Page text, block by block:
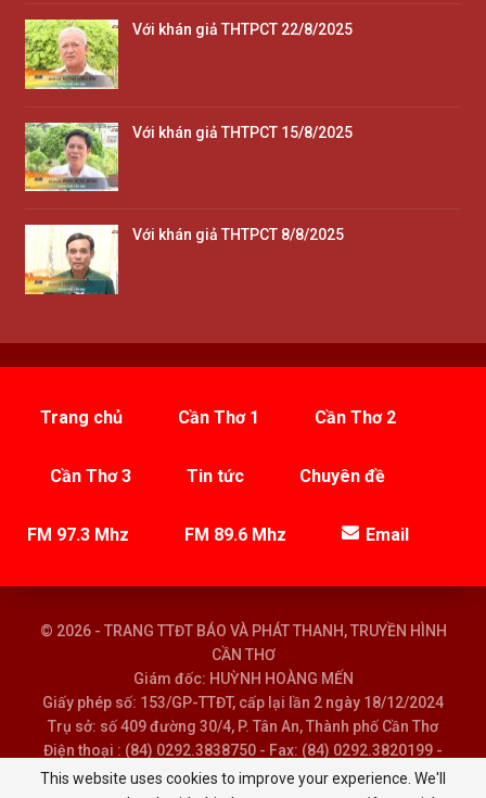
Với khán giả THTPCT 22/8/2025
Với khán giả THTPCT 15/8/2025
Với khán giả THTPCT 8/8/2025
Trang chủ Cần Thơ 1 Cần Thơ 2
Cần Thơ 3 Tin tức Chuyên đề
FM 97.3 Mhz FM 89.6 Mhz Email
© 2026 - TRANG TTĐT BÁO VÀ PHÁT THANH, TRUYỀN HÌNH
CẦN THƠ
Giám đốc: HUỲNH HOÀNG MẾN
Giấy phép số: 153/GP-TTĐT, cấp lại lần 2 ngày 18/12/2024
Trụ sở: số 409 đường 30/4, P. Tân An, Thành phố Cần Thơ
Điện thoại : (84) 0292.3838750 - Fax: (84) 0292.3820199 -
Email : baoptth@cantho.gov.vn
This website uses cookies to improve your experience. We'll